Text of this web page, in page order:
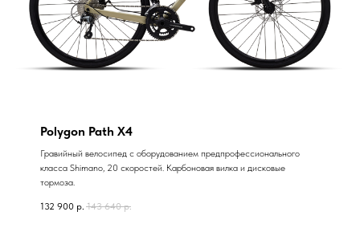
Polygon Path X4
Гравийный велосипед с оборудованием предпрофессионального
класса Shimano, 20 скоростей. Карбоновая вилка и дисковые
тормоза.
132 900 р. 143 640 р.